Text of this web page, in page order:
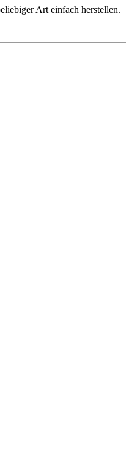
Art einfach herstellen.